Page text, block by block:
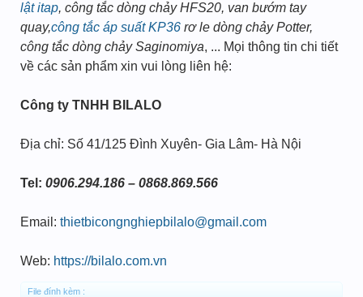
lật itap, công tắc dòng chảy HFS20, van bướm tay
quay,công tắc áp suất KP36 rơ le dòng chảy Potter,
công tắc dòng chảy Saginomiya, ... Mọi thông tin chi tiết
về các sản phẩm xin vui lòng liên hệ:
Công ty TNHH BILALO
Địa chỉ: Số 41/125 Đình Xuyên- Gia Lâm- Hà Nội
Tel: 0906.294.186 – 0868.869.566
Email: thietbicongnghiepbilalo@gmail.com
Web: https://bilalo.com.vn
File đính kèm :